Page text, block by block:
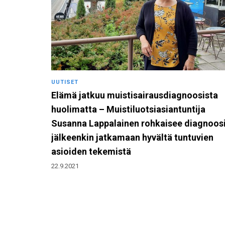
UUTISET
Elämä jatkuu muistisairausdiagnoosista
huolimatta – Muistiluotsiasiantuntija
Susanna Lappalainen rohkaisee
jälkeenkin jatkamaan hyvältä tuntuvien
asioiden tekemistä
22.9.2021